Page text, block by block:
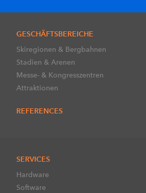
GESCHÄFTSBEREICHE
Skiregionen & Bergbahnen
Stadien & Arenen
Messe- & Kongresszentren
Attraktionen
REFERENCES
SERVICES
Hardware
Software